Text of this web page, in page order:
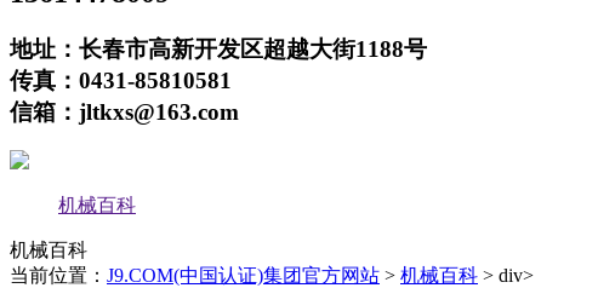
地址：长春市高新开发区超越大街1188号
传真：0431-85810581
信箱：jltkxs@163.com
机械百科
机械百科
当前位置： J9.COM(中国认证)集团官方网站 > 机械百科 > div>